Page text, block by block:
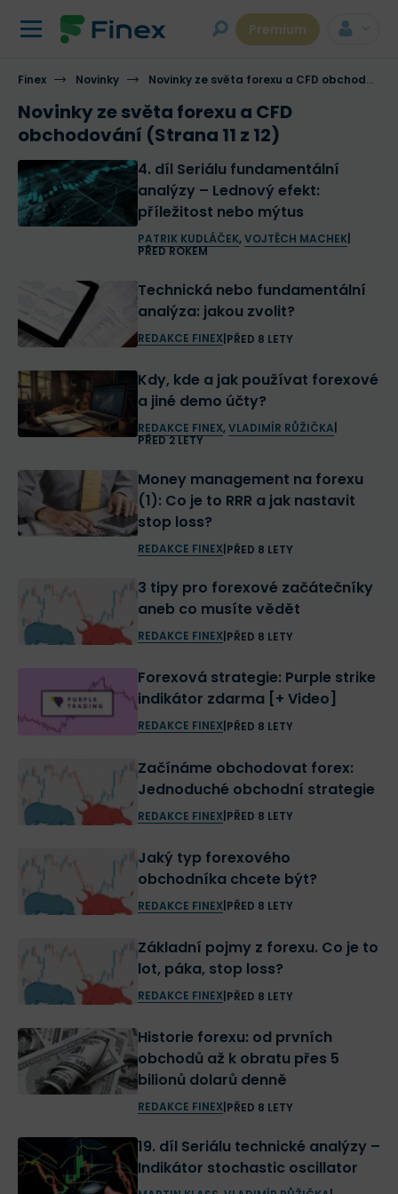
Premium
Finex Novinky Novinky ze světa forexu a CFD obchodování
Novinky ze světa forexu a CFD
obchodování (Strana 11 z 12)
4. díl Seriálu fundamentální
analýzy – Lednový efekt:
příležitost nebo mýtus
PATRIK KUDLÁČEK,VOJTĚCH MACHEK|
PŘED ROKEM
Technická nebo fundamentální
analýza: jakou zvolit?
REDAKCE FINEX| PŘED 8 LETY
Kdy, kde a jak používat forexové
a jiné demo účty?
REDAKCE FINEX,VLADIMÍR RŮŽIČKA
PŘED 2 LETY
Money management na forexu
(1): Co je to RRR a jak nastavit
stop loss?
REDAKCE FINEX| PŘED 8 LETY
3 tipy pro forexové začátečníky
aneb co musíte vědět
REDAKCE FINEX| PŘED 8 LETY
Forexová strategie: Purple strike
indikátor zdarma [+ Video]
REDAKCE FINEX| PŘED 8 LETY
Začínáme obchodovat forex:
Jednoduché obchodní strategie
REDAKCE FINEX| PŘED 8 LETY
Jaký typ forexového
obchodníka chcete být?
REDAKCE FINEX| PŘED 8 LETY
Základní pojmy z forexu. Co je to
lot, páka, stop loss?
REDAKCE FINEX| PŘED 8 LETY
Historie forexu: od prvních
obchodů až k obratu přes 5
bilionů dolarů denně
REDAKCE FINEX| PŘED 8 LETY
19. díl Seriálu technické analýzy –
Indikátor stochastic oscillator